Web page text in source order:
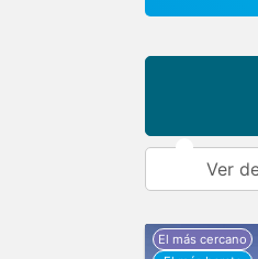
Ver